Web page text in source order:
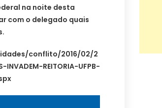
na noite desta
com o delegado quais
conflito/2016/02/2
INVADEM-REITORIA-UFPB-